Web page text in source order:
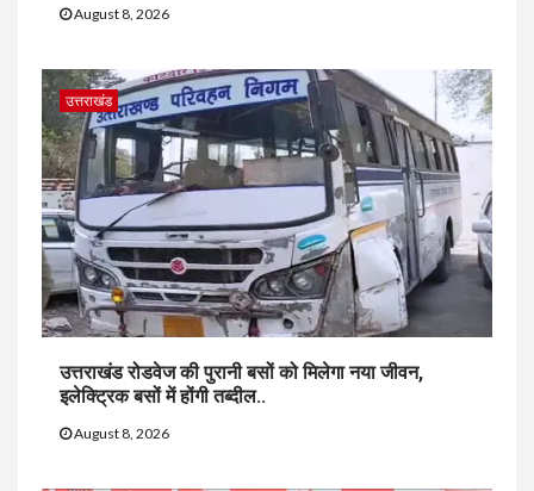
August 8, 2026
उत्तराखंड
उत्तराखंड रोडवेज की पुरानी बसों को मिलेगा नया जीवन,
इलेक्ट्रिक बसों में होंगी तब्दील..
August 8, 2026